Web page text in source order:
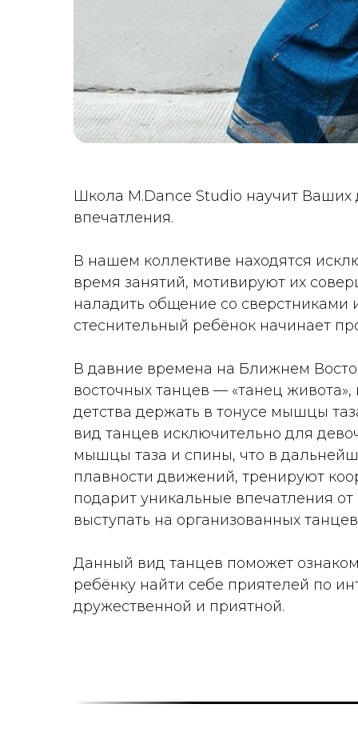
Школа M.Dance Studio научит
впечатления.
В нашем коллективе находятся
время занятий, мотивируют их
наладить общение со сверстниками
стеснительный ребёнок начинает
В давние времена на Ближнем
восточных танцев — «танец
детства держать в тонусе мышцы
вид танцев исключительно для
мышцы таза и спины, что в
плавности движений, тренируют
подарит уникальные впечатления
выступать на организованных
Данный вид танцев поможет
ребёнку найти себе приятелей по
дружественной и приятной.